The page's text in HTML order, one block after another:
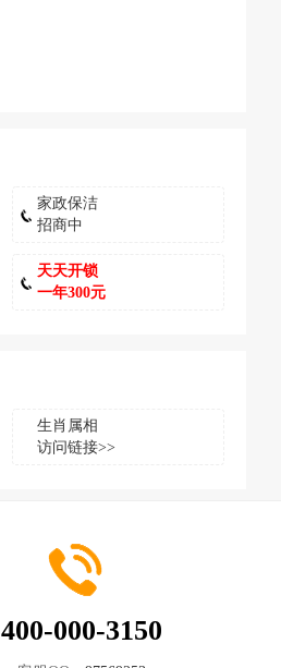
家政保洁
招商中
天天开锁
一年300元
生肖属相
访问链接>>
400-000-3150